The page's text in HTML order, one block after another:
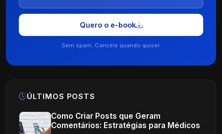
Quero o e-book
Sem spam. Cancele quando quiser.
ÚLTIMOS POSTS
Como Criar Posts que Geram
Comentários: Estratégias para Médicos